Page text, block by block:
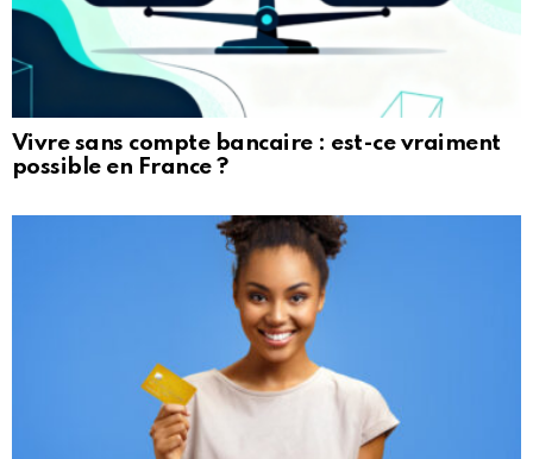
Vivre sans compte bancaire : est-ce vraiment
possible en France ?